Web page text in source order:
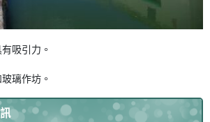
吸引力。
璃作坊。